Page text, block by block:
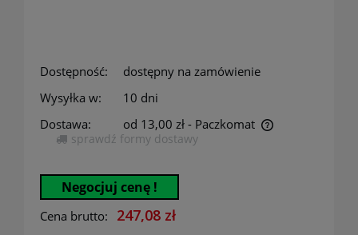
Dostępność:
dostępny na zamówienie
Wysyłka w:
10 dni
Dostawa:
od 13,00 zł - Paczkomat
Cena nie zawiera ewentualnych kosztów płatności
sprawdź formy dostawy
Negocjuj cenę !
Cena brutto: 247,08 zł